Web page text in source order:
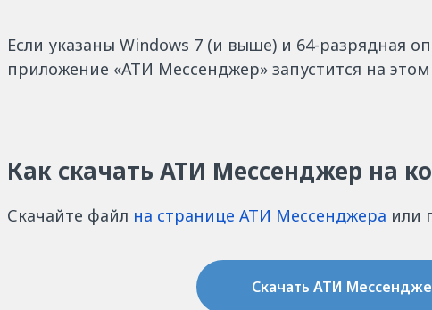
Если указаны Windows 7 (и выше) и 64-разрядная
приложение «АТИ Мессенджер» запустится на
Как скачать АТИ Мессенджер на
Скачайте файл на странице АТИ Мессенджера или
Скачать АТИ